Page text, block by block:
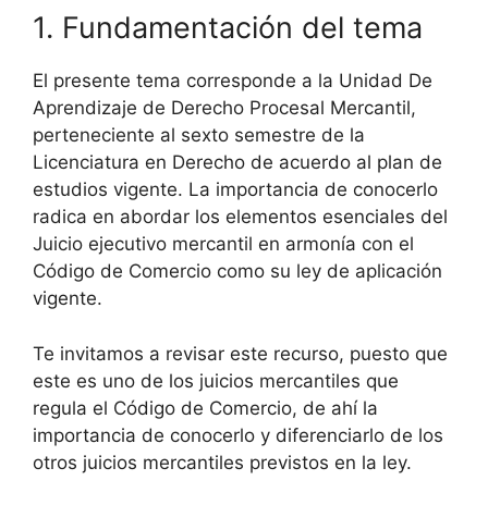
1. Fundamentación del tema
El presente tema corresponde a la Unidad De
Aprendizaje de Derecho Procesal Mercantil,
perteneciente al sexto semestre de la
Licenciatura en Derecho de acuerdo al plan de
estudios vigente. La importancia de conocerlo
radica en abordar los elementos esenciales del
Juicio ejecutivo mercantil en armonía con el
Código de Comercio como su ley de aplicación
vigente.
Te invitamos a revisar este recurso, puesto que
este es uno de los juicios mercantiles que
regula el Código de Comercio, de ahí la
importancia de conocerlo y diferenciarlo de los
otros juicios mercantiles previstos en la ley.